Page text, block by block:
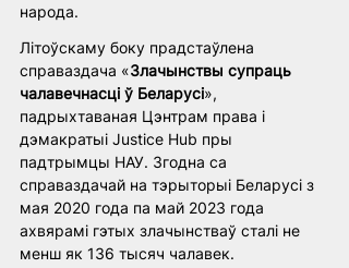
народа.
Літоўскаму боку прадстаўлена
справаздача «Злачынствы супраць
чалавечнасці ў Беларусі»,
падрыхтаваная Цэнтрам права і
дэмакратыі Justice Hub пры
падтрымцы НАУ. Згодна са
справаздачай на тэрыторыі Беларусі з
мая 2020 года па май 2023 года
ахвярамі гэтых злачынстваў сталі не
менш як 136 тысяч чалавек.